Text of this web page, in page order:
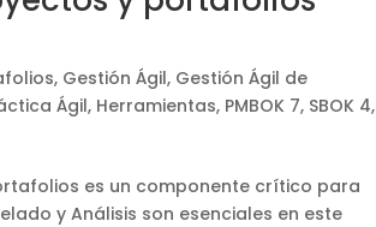
, Gestión Ágil, Gestión Ágil de
Ágil, Herramientas, PMBOK 7, SBOK 4,
es un componente crítico para
y Análisis son esenciales en este